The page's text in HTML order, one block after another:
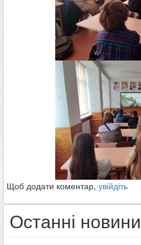
Щоб додати коментар, увійдіть
Останні новини